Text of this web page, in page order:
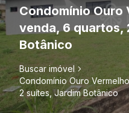
Condomínio Ouro
venda, 6 quartos,
Botânico
Buscar imóvel
Condomínio Ouro
2 suítes, Jardim Botânico